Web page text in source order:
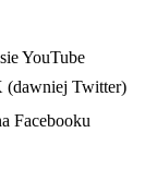
YouTube
(dawniej Twitter)
Facebooku